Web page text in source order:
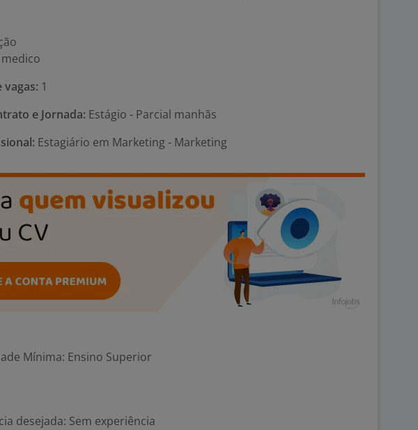
1
e Jornada: Estágio - Parcial manhãs
Estagiário em Marketing - Marketing
Mínima: Ensino Superior
desejada: Sem experiência